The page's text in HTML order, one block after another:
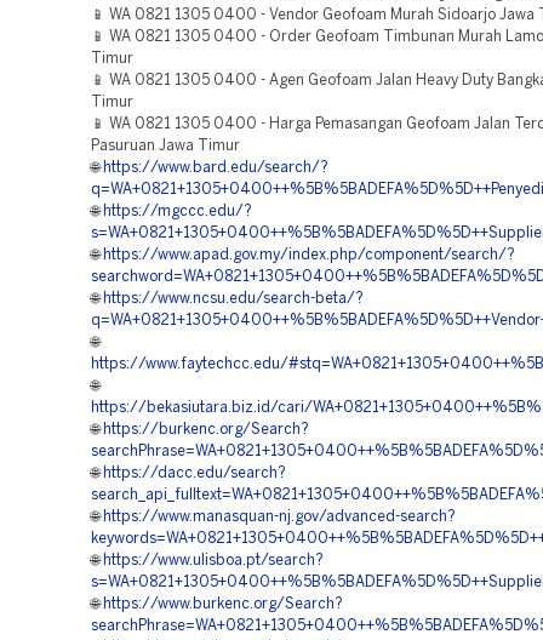
📱 WA 0821 1305 0400 - Vendor Geofoam Murah Sidoarjo Jawa
📱 WA 0821 1305 0400 - Order Geofoam Timbunan Murah
Timur
📱 WA 0821 1305 0400 - Agen Geofoam Jalan Heavy Duty
Timur
📱 WA 0821 1305 0400 - Harga Pemasangan Geofoam Jalan
Pasuruan Jawa Timur
🌐 https://www.bard.edu/search/?
🌐 https://mgccc.edu/?
🌐 https://www.apad.gov.my/index.php/component/search/?
🌐 https://www.ncsu.edu/search-beta/?
🌐
https://www.faytechcc.edu/
🌐
https://bekasiutara.biz.id/cari/
🌐 https://burkenc.org/Search?
🌐 https://dacc.edu/search?
🌐 https://www.manasquan-nj.gov/advanced-search?
🌐 https://www.ulisboa.pt/search?
🌐 https://www.burkenc.org/Search?